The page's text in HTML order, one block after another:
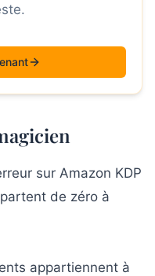
sur Amazon KDP
de zéro à
appartiennent à